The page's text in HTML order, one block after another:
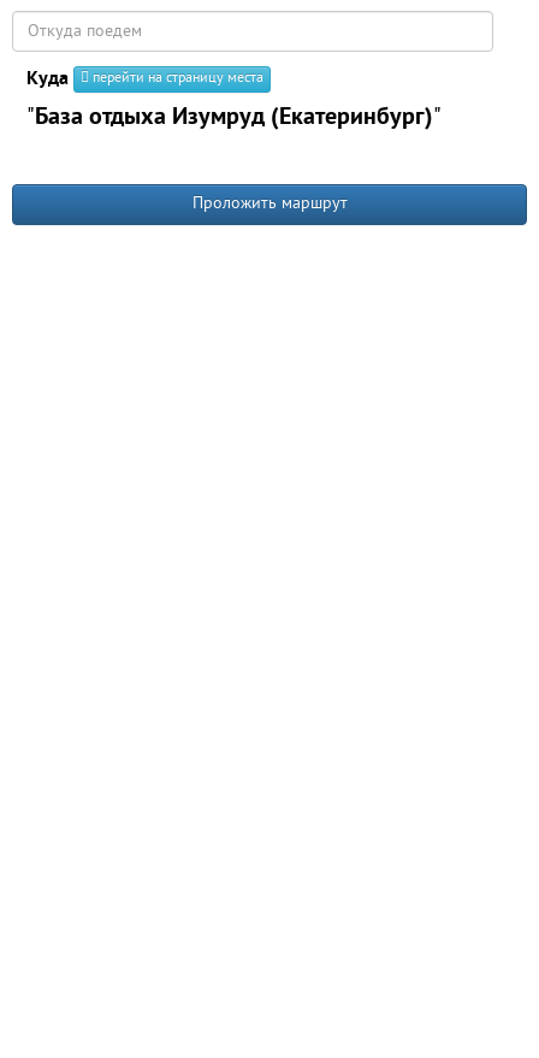
Куда перейти на страницу места
"База отдыха Изумруд (Екатеринбург)"
Проложить маршрут